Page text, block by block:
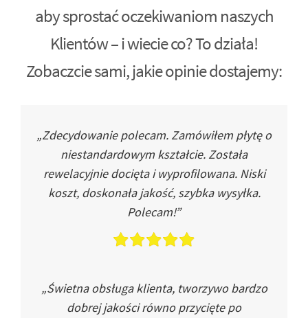
aby sprostać oczekiwaniom naszych
Klientów – i wiecie co? To działa!
Zobaczcie sami, jakie opinie dostajemy:
„Zdecydowanie polecam. Zamówiłem płytę o
niestandardowym kształcie. Została
rewelacyjnie docięta i wyprofilowana. Niski
koszt, doskonała jakość, szybka wysyłka.
Polecam!”
„Świetna obsługa klienta, tworzywo bardzo
dobrej jakości równo przycięte po